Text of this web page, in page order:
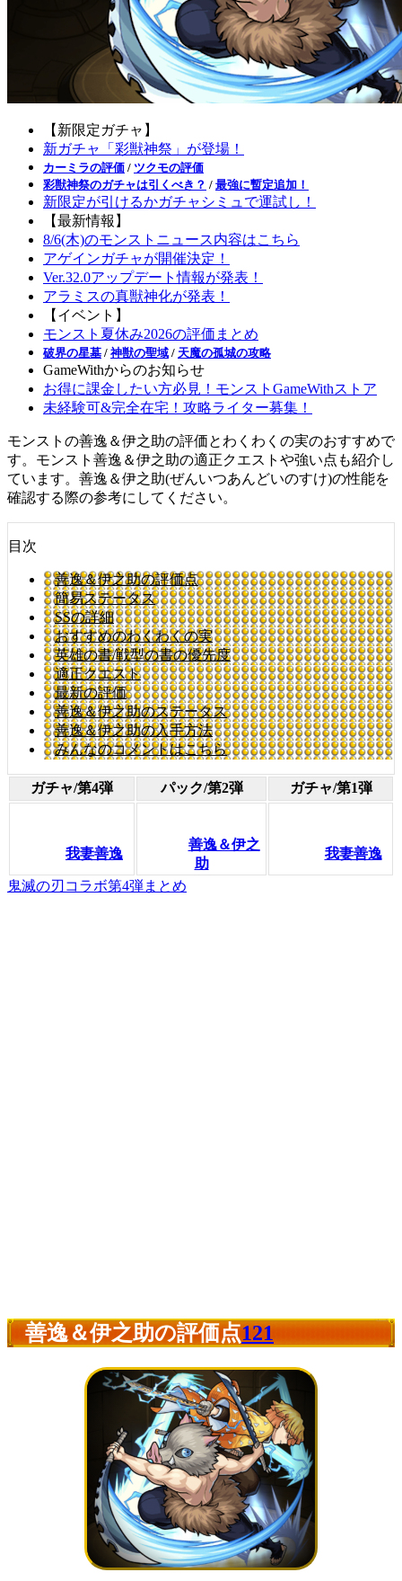
【新限定ガチャ】
新ガチャ「彩獣神祭」が登場！
カーミラの評価 / ツクモの評価
彩獣神祭のガチャは引くべき？ / 最強に暫定追加！
新限定が引けるかガチャシミュで運試し！
【最新情報】
8/6(木)のモンストニュース内容はこちら
アゲインガチャが開催決定！
Ver.32.0アップデート情報が発表！
アラミスの真獣神化が発表！
【イベント】
モンスト夏休み2026の評価まとめ
破界の星墓 / 神獣の聖域 / 天魔の孤城の攻略
GameWithからのお知らせ
お得に課金したい方必見！モンストGameWithストア
未経験可&完全在宅！攻略ライター募集！
モンストの善逸＆伊之助の評価とわくわくの実のおすすめで
す。モンスト善逸＆伊之助の適正クエストや強い点も紹介し
ています。善逸＆伊之助(ぜんいつあんどいのすけ)の性能を
確認する際の参考にしてください。
目次
善逸＆伊之助の評価点
簡易ステータス
SSの詳細
おすすめのわくわくの実
英雄の書/戦型の書の優先度
適正クエスト
最新の評価
善逸＆伊之助のステータス
善逸＆伊之助の入手方法
みんなのコメントはこちら
ガチャ/第4弾 パック/第2弾 ガチャ/第1弾
我妻善逸
善逸＆伊之
助
我妻善逸
鬼滅の刃コラボ第4弾まとめ
善逸＆伊之助の評価点121